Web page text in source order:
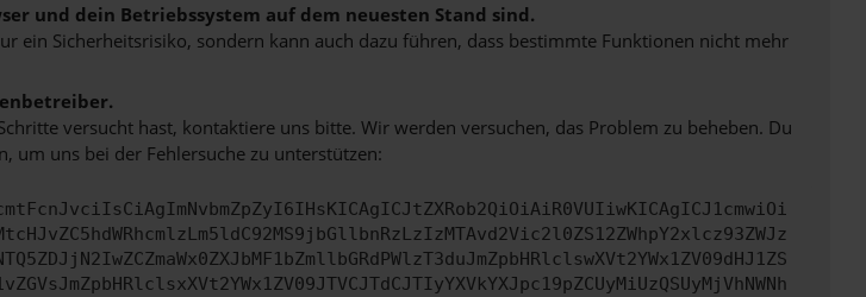
und dein Betriebssystem auf dem neuesten Stand sind.
ein Sicherheitsrisiko, sondern kann auch dazu führen, dass bestimmte Funktionen nicht mehr
versucht hast, kontaktiere uns bitte. Wir werden versuchen, das Problem zu beheben. Du
um uns bei der Fehlersuche zu unterstützen: